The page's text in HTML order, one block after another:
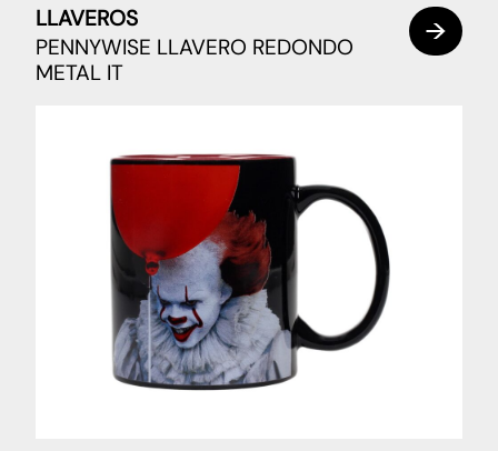
LLAVEROS
PENNYWISE LLAVERO REDONDO
METAL IT